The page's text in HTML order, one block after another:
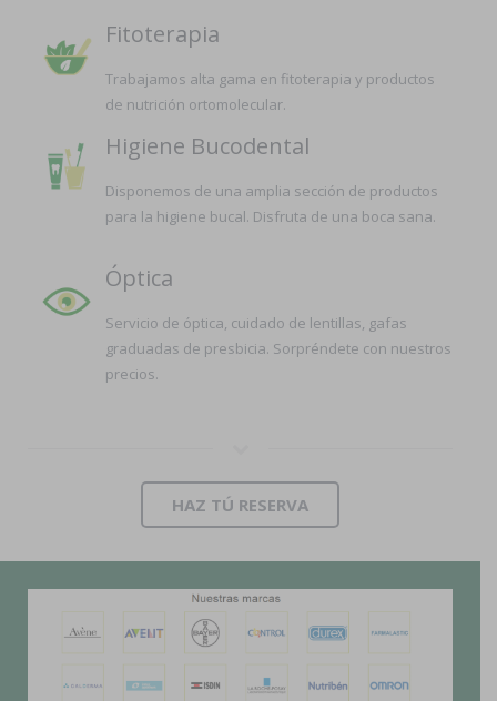
Fitoterapia
Trabajamos alta gama en fitoterapia y productos
de nutrición ortomolecular.
Higiene Bucodental
Disponemos de una amplia sección de productos
para la higiene bucal. Disfruta de una boca sana.
Óptica
Servicio de óptica, cuidado de lentillas, gafas
graduadas de presbicia. Sorpréndete con nuestros
precios.
HAZ TÚ RESERVA